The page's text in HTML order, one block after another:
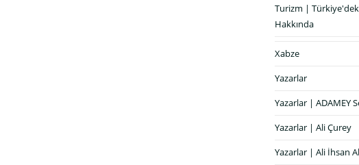
Turizm |
Hakkında
Xabze
Yazarlar
Yazarlar | ADAMEY
Yazarlar | Ali Çurey
Yazarlar | Ali İhsan